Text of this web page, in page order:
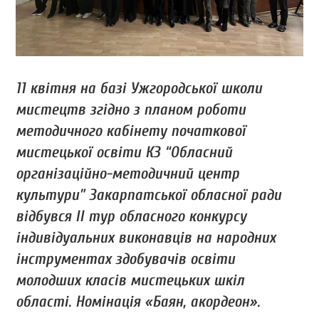
11 квітня на базі Ужгородської школи
мистецтв згідно з планом роботи
методичного кабінету початкової
мистецької освіти КЗ “Обласний
організаційно-методичний центр
культури” Закарпатської обласної ради
відбувся ІІ тур обласного конкурсу
індивідуальних виконавців на народних
інструментах здобувачів освіти
молодших класів мистецьких шкіл
області. Номінація «Баян, акордеон».